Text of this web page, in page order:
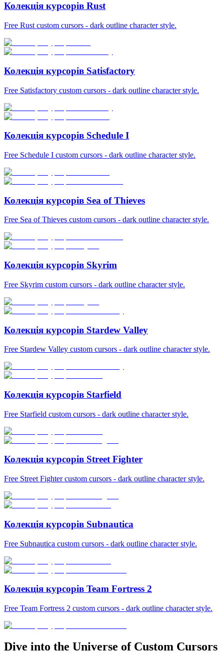
Колекція курсорів Rust
Free Rust custom cursors - dark outline character style.
Колекція курсорів Satisfactory
Free Satisfactory custom cursors - dark outline character style.
Колекція курсорів Schedule I
Free Schedule I custom cursors - dark outline character style.
Колекція курсорів Sea of Thieves
Free Sea of Thieves custom cursors - dark outline character style.
Колекція курсорів Skyrim
Free Skyrim custom cursors - dark outline character style.
Колекція курсорів Stardew Valley
Free Stardew Valley custom cursors - dark outline character style.
Колекція курсорів Starfield
Free Starfield custom cursors - dark outline character style.
Колекція курсорів Street Fighter
Free Street Fighter custom cursors - dark outline character style.
Колекція курсорів Subnautica
Free Subnautica custom cursors - dark outline character style.
Колекція курсорів Team Fortress 2
Free Team Fortress 2 custom cursors - dark outline character style.
Dive into the Universe of Custom Cursors